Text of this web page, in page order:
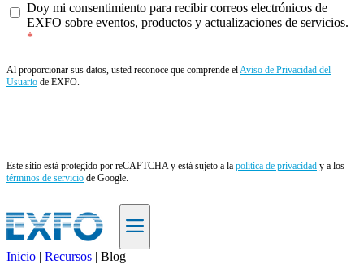
Doy mi consentimiento para recibir correos electrónicos de
EXFO sobre eventos, productos y actualizaciones de servicios.
Al proporcionar sus datos, usted reconoce que comprende elAviso de Privacidad del
Usuario de EXFO.
Este sitio está protegido por reCAPTCHA y está sujeto a la política de privacidad y a los
términos de servicio de Google.
Inicio | Recursos | Blog